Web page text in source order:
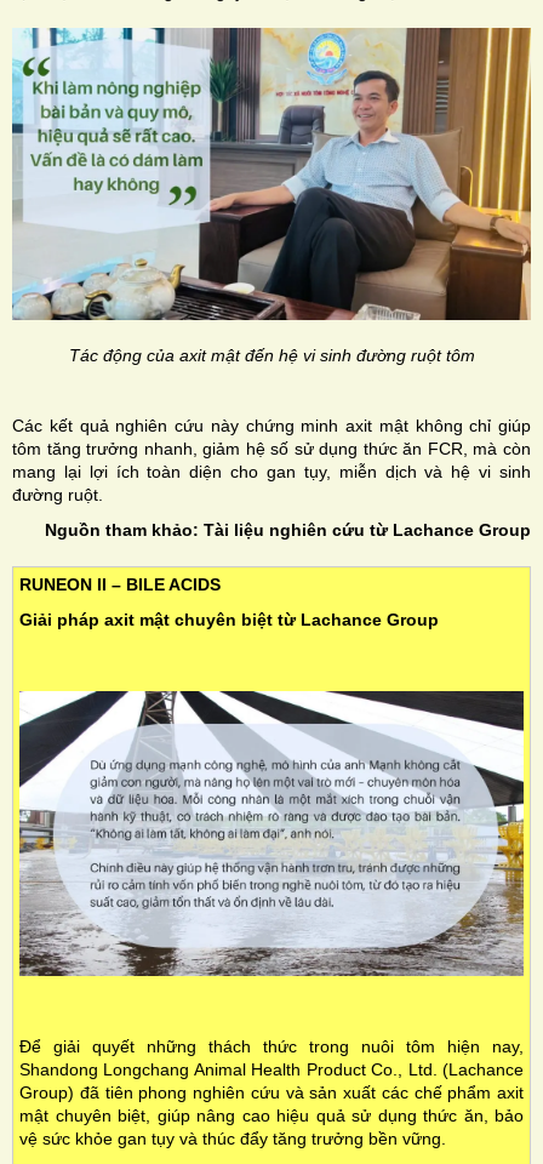
Tác động của axit mật đến hệ vi sinh đường ruột tôm
Các kết quả nghiên cứu này chứng minh axit mật không chỉ giúp
tôm tăng trưởng nhanh, giảm hệ số sử dụng thức ăn FCR, mà còn
mang lại lợi ích toàn diện cho gan tụy, miễn dịch và hệ vi sinh
đường ruột.
Nguồn tham khảo: Tài liệu nghiên cứu từ Lachance Group
RUNEON II – BILE ACIDS
Giải pháp axit mật chuyên biệt từ Lachance Group
Để giải quyết những thách thức trong nuôi tôm hiện nay,
Shandong Longchang Animal Health Product Co., Ltd. (Lachance
Group) đã tiên phong nghiên cứu và sản xuất các chế phẩm axit
mật chuyên biệt, giúp nâng cao hiệu quả sử dụng thức ăn, bảo
vệ sức khỏe gan tụy và thúc đẩy tăng trưởng bền vững.